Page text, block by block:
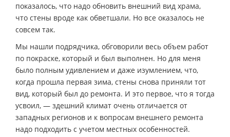
показалось, что надо обновить внешний вид храма,
что стены вроде как обветшали. Но все оказалось не
совсем так.
Мы нашли подрядчика, обговорили весь объем работ
по покраске, который и был выполнен. Но для меня
было полным удивлением и даже изумлением, что,
когда прошла первая зима, стены снова приняли тот
вид, который был до ремонта. И это первое, что я тогда
усвоил, — здешний климат очень отличается от
западных регионов и к вопросам внешнего ремонта
надо подходить с учетом местных особенностей.